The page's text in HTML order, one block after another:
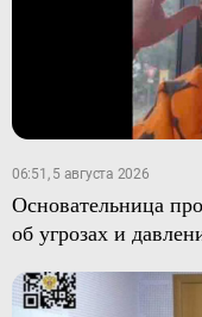
06:51, 5 августа 2026
Основательница
об угрозах и